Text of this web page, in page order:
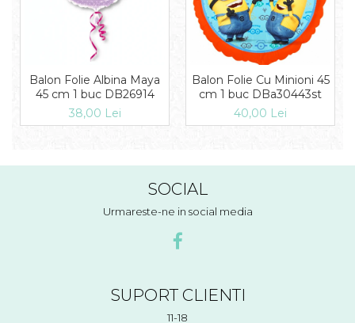
Balon Folie Albina Maya
45 cm 1 buc DB26914
38,00 Lei
Balon Folie Cu Minioni 45
cm 1 buc DBa30443st
40,00 Lei
SOCIAL
Urmareste-ne in social media
SUPORT CLIENTI
11-18